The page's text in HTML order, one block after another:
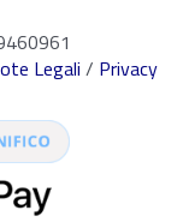
Legali / Privacy